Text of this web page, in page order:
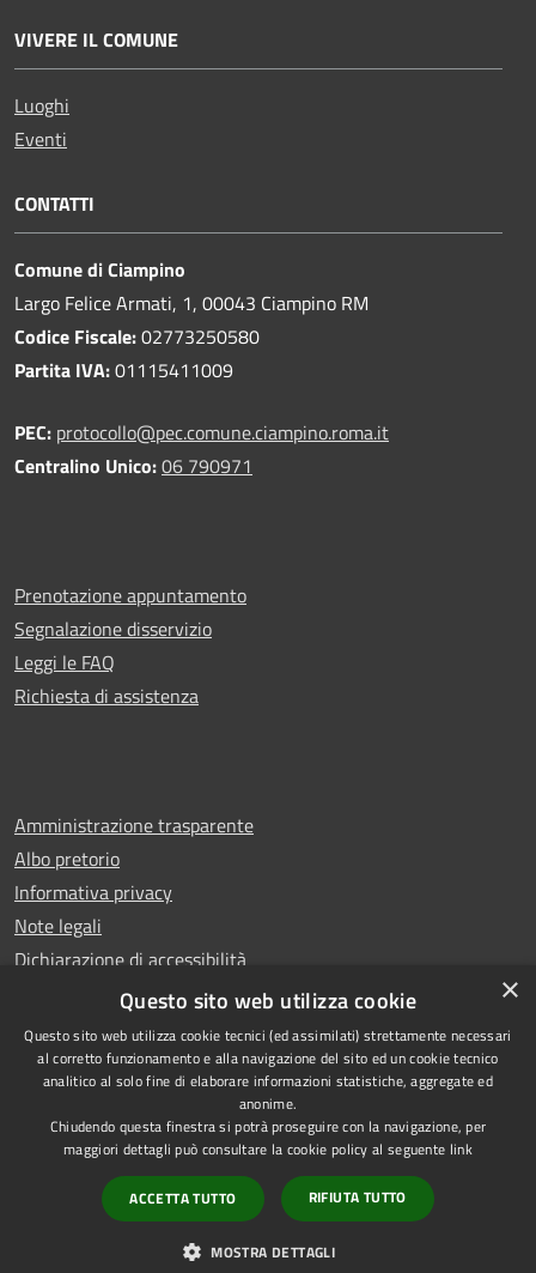
VIVERE IL COMUNE
Luoghi
Eventi
CONTATTI
Comune di Ciampino
Largo Felice Armati, 1, 00043 Ciampino RM
Codice Fiscale:02773250580
Partita IVA:01115411009
PEC: protocollo@pec.comune.ciampino.roma.it
Centralino Unico:06 790971
Prenotazione appuntamento
Segnalazione disservizio
Leggi le FAQ
Richiesta di assistenza
Amministrazione trasparente
Albo pretorio
Informativa privacy
Note legali
Dichiarazione di accessibilità
Whistleblowing
Accessibilità
di Ciampino
Powered byMunicipium
• Accesso redazione
×
Questo sito web utilizza cookie
Questo sito web utilizza cookie tecnici (ed assimilati) strettamente necessari
al corretto funzionamento e alla navigazione del sito ed un cookie tecnico
analitico al solo fine di elaborare informazioni statistiche, aggregate ed
anonime.
Chiudendo questa finestra si potrà proseguire con la navigazione, per
maggiori dettagli può consultare la cookie policy al seguente link
ACCETTA TUTTO RIFIUTA TUTTO
MOSTRA DETTAGLI